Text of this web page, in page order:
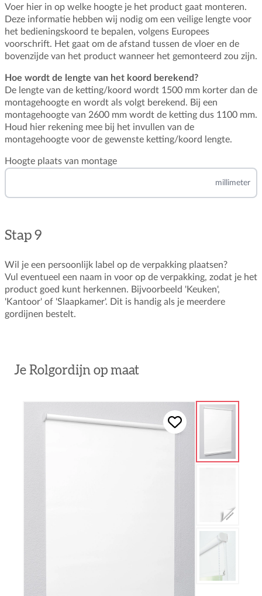
Voer hier in op welke hoogte je het product gaat monteren.
Deze informatie hebben wij nodig om een veilige lengte voor
het bedieningskoord te bepalen, volgens Europees
voorschrift. Het gaat om de afstand tussen de vloer en de
bovenzijde van het product wanneer het gemonteerd zou zijn.
Hoe wordt de lengte van het koord berekend?
De lengte van de ketting/koord wordt 1500 mm korter dan de
montagehoogte en wordt als volgt berekend. Bij een
montagehoogte van 2600 mm wordt de ketting dus 1100 mm.
Houd hier rekening mee bij het invullen van de
montagehoogte voor de gewenste ketting/koord lengte.
Hoogte plaats van montage
millimeter
Stap 9
Wil je een persoonlijk label op de verpakking plaatsen?
Vul eventueel een naam in voor op de verpakking, zodat je het
product goed kunt herkennen. Bijvoorbeeld 'Keuken',
'Kantoor' of 'Slaapkamer'. Dit is handig als je meerdere
gordijnen bestelt.
Je Rolgordijn op maat